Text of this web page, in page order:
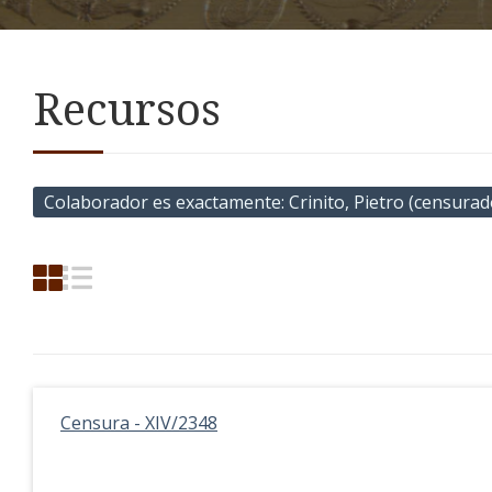
Recursos
Colaborador es exactamente Crinito, Pietro
Censura - XIV/2348